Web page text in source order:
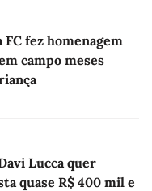
fez homenagem
campo meses
Lucca quer
quase R$ 400 mil e